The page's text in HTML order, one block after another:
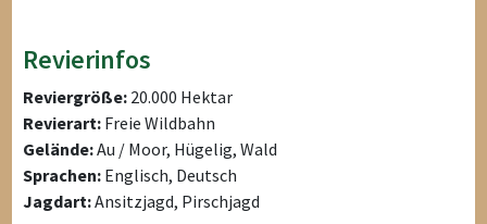
Revierinfos
Reviergröße: 20.000 Hektar
Revierart: Freie Wildbahn
Gelände:Au / Moor, Hügelig, Wald
Sprachen: Englisch, Deutsch
Jagdart:Ansitzjagd, Pirschjagd